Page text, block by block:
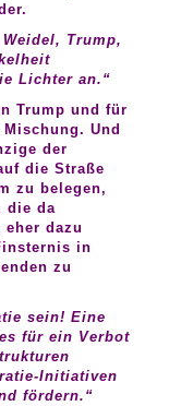
Trump,
Lichter an.“
Trump und für
Und
der
die Straße
zu belegen,
die da
dazu
in
zu
sein! Eine
für ein Verbot
Initiativen
fördern.“